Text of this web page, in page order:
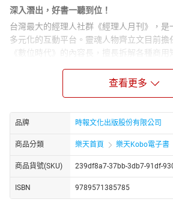
深入潛出，好書一聽到位！
台灣最大的經理人社群《經理人月刊》，是
多元化的互動平台。靈魂人物齊立文目前擔
《數位時代》的內容長，擅長拆解各種商
本套聲頻，主要聚焦工作效率。為廣大的上
作重點的方法。
講者
齊立文
《經理人月刊》、《數位時代》內容長。台
《明日報》國際新聞中心編譯、《哈佛商
作有《百辯經濟學》《從創業家到執行長》
目錄
1 杜拉克談高效能的5個習慣
查看更多
品牌 時報文化出版股份有限公司
商品分類 樂天首頁 樂天Kobo電子書
商品貨號(SKU) 239df8a7-37bb-3db7-91df-
ISBN 9789571385785